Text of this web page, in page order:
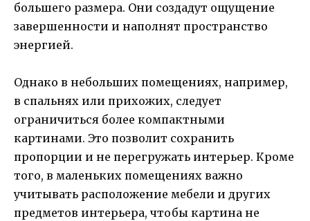
большего размера. Они создадут ощущение
завершенности и наполнят пространство
энергией.
Однако в небольших помещениях, например,
в спальнях или прихожих, следует
ограничиться более компактными
картинами. Это позволит сохранить
пропорции и не перегружать интерьер. Кроме
того, в маленьких помещениях важно
учитывать расположение мебели и других
предметов интерьера, чтобы картина не